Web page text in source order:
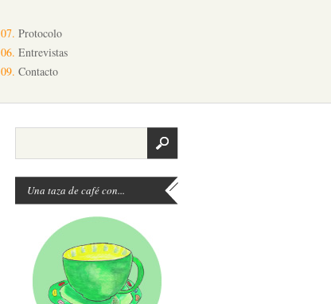
07. Protocolo
06. Entrevistas
09. Contacto
Una taza de café con...